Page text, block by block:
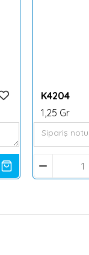
K4204
1,25 Gr